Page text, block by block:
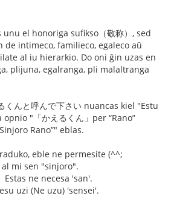
el honoriga sufikso（敬称）, sed
de intimeco, familieco, egaleco aŭ
al iu hierarkio. Do oni ĝin uzas en
plijuna, egalranga, pli malaltranga
くんと呼んで下さい nuancas kiel "Estu
"「かえるくん」per “Rano”
Rano”" eblas.
eble ne permesite (^^;
al mi sen "sinjoro".
Estas ne necesa 'san'.
uzi (Ne uzu) 'sensei'.